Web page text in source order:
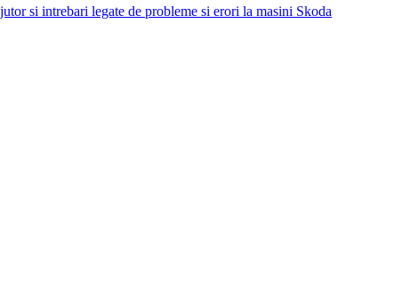
si intrebari legate de probleme si erori la masini Skoda